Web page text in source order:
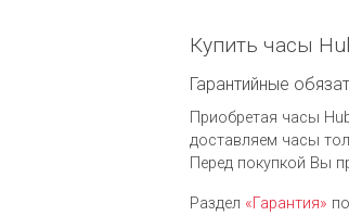
Купить часы
Гарантийные
Приобретая часы
доставляем часы
Перед покупкой Вы
Раздел «Гарантия»